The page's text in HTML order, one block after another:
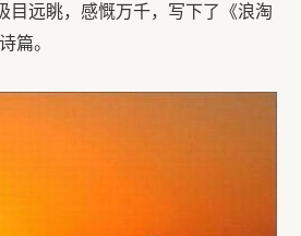
目远眺，感慨万千，写下了《浪淘
篇。